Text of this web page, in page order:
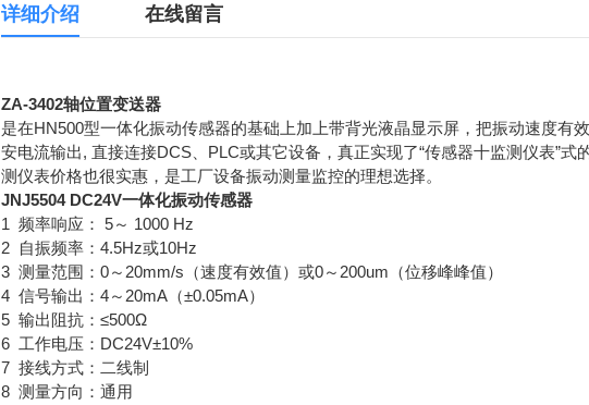
详细介绍 在线留言
ZA-3402轴位置变送器
是在HN500型一体化振动传感器的基础上加上带背光液晶显示屏，把振动速度有
安电流输出, 直接连接DCS、PLC或其它设备，真正实现了“传感器十监测仪表”
测仪表价格也很实惠，是工厂设备振动测量监控的理想选择。
JNJ5504 DC24V一体化振动传感器
1 频率响应： 5～ 1000 Hz
2 自振频率：4.5Hz或10Hz
3 测量范围：0～20mm/s（速度有效值）或0～200um（位移峰峰值）
4 信号输出：4～20mA（±0.05mA）
5 输出阻抗：≤500Ω
6 工作电压：DC24V±10%
7 接线方式：二线制
8 测量方向：通用